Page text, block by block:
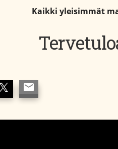
Kaikki yleisimmät